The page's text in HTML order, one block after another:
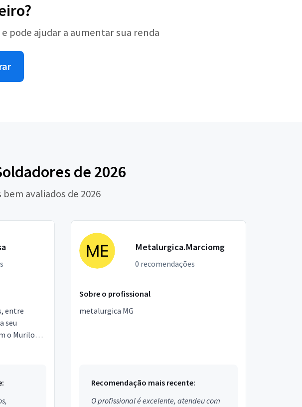
pode ajudar a aumentar sua renda
de 2026
avaliados de 2026
entre
seu
o Murilo
Metalurgica.Marciomg
0 recomendações
Sobre o profissional
metalurgica MG
Recomendação mais recente:
O profissional é excelente, atendeu com